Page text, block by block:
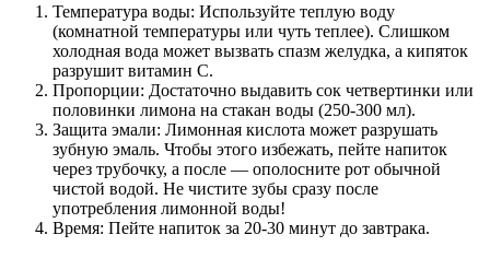
Температура воды: Используйте теплую воду
(комнатной температуры или чуть теплее). Слишком
холодная вода может вызвать спазм желудка, а кипяток
разрушит витамин С.
Пропорции: Достаточно выдавить сок четвертинки или
половинки лимона на стакан воды (250-300 мл).
Защита эмали: Лимонная кислота может разрушать
зубную эмаль. Чтобы этого избежать, пейте напиток
через трубочку, а после — ополосните рот обычной
чистой водой. Не чистите зубы сразу после
употребления лимонной воды!
Время: Пейте напиток за 20-30 минут до завтрака.